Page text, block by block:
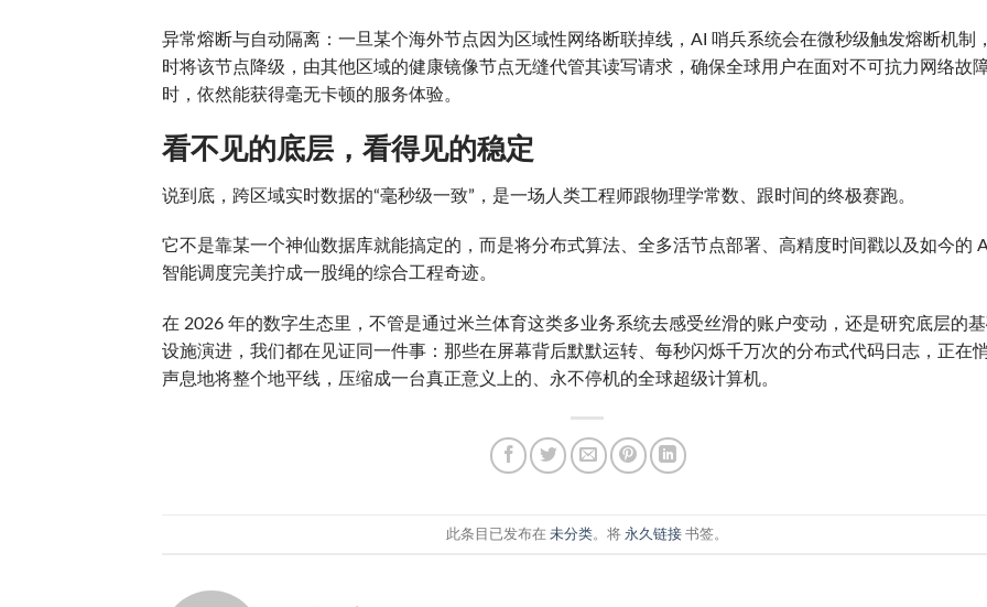
异常熔断与自动隔离：一旦某个海外节点因为区域性网络断联掉线，AI 哨兵系统会在微秒级触发熔断机制
时将该节点降级，由其他区域的健康镜像节点无缝代管其读写请求，确保全球用户在面对不可抗力网络故
时，依然能获得毫无卡顿的服务体验。
看不见的底层，看得见的稳定
说到底，跨区域实时数据的“毫秒级一致”，是一场人类工程师跟物理学常数、跟时间的终极赛跑。
它不是靠某一个神仙数据库就能搞定的，而是将分布式算法、全多活节点部署、高精度时间戳以及如今的
智能调度完美拧成一股绳的综合工程奇迹。
在 2026 年的数字生态里，不管是通过米兰体育这类多业务系统去感受丝滑的账户变动，还是研究底层的
设施演进，我们都在见证同一件事：那些在屏幕背后默默运转、每秒闪烁千万次的分布式代码日志，正在
声息地将整个地平线，压缩成一台真正意义上的、永不停机的全球超级计算机。
此条目已发布在未分类。将永久链接 书签。